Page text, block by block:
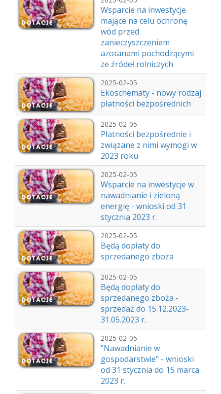
Wsparcie na inwestycje
mające na celu ochronę
wód przed
zanieczyszczeniem
azotanami pochodzącymi
ze źródeł rolniczych
2025-02-05
Ekoschematy - nowy rodzaj
płatności bezpośrednich
2025-02-05
Płatności bezpośrednie i
związane z nimi wymogi w
2023 roku
2025-02-05
Wsparcie na inwestycje w
nawadnianie i zieloną
energię - wnioski od 31
stycznia 2023 r.
2025-02-05
Będą dopłaty do
sprzedanego zboża
2025-02-05
Będą dopłaty do
sprzedanego zboża -
sprzedaż do 15.12.2023-
31.05.2023 r.
2025-02-05
"Nawadnianie w
gospodarstwie" - wnioski
od 31 stycznia do 15 marca
2023 r.